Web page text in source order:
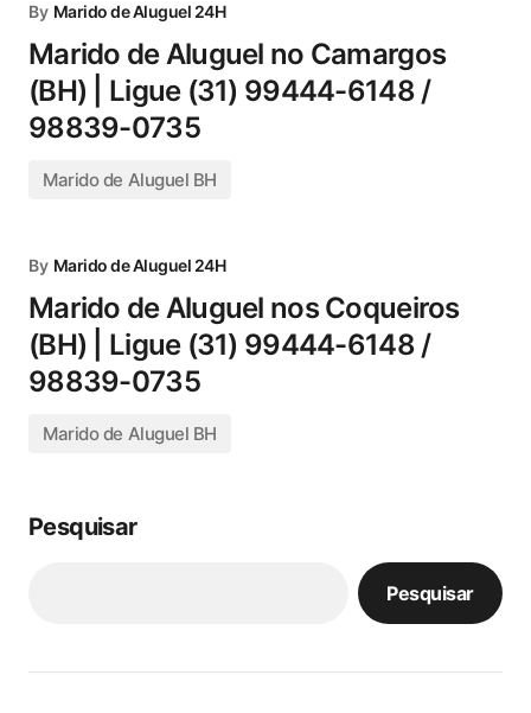
By Marido de Aluguel 24H
Marido de Aluguel no Camargos
(BH) | Ligue (31) 99444-6148 /
98839-0735
Marido de Aluguel BH
By Marido de Aluguel 24H
Marido de Aluguel nos Coqueiros
(BH) | Ligue (31) 99444-6148 /
98839-0735
Marido de Aluguel BH
Pesquisar
Pesquisar